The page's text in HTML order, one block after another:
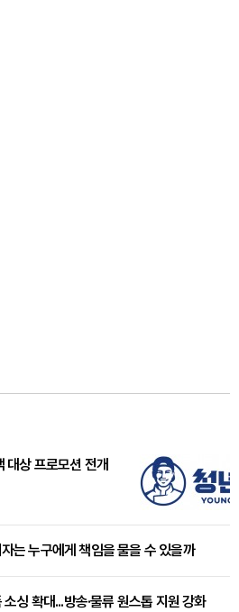
대상 프로모션 전개
는 누구에게 책임을 물을 수 있을까
싱 확대...방송·물류 원스톱 지원 강화